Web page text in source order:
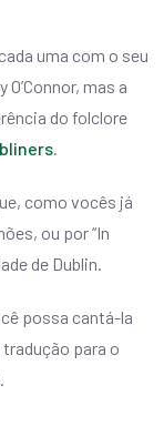
uma com o seu
mas a
do folclore
.
como vocês já
ou por “In
de Dublin.
possa cantá-la
para o